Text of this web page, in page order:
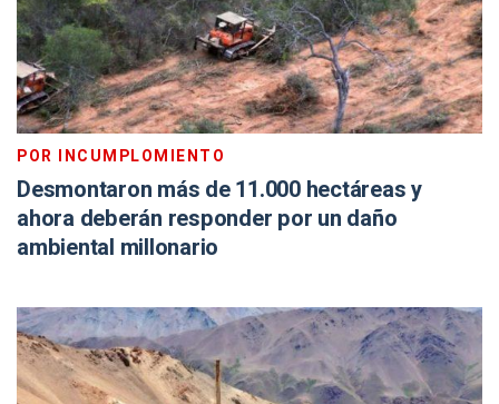
POR INCUMPLOMIENTO
Desmontaron más de 11.000 hectáreas y
ahora deberán responder por un daño
ambiental millonario